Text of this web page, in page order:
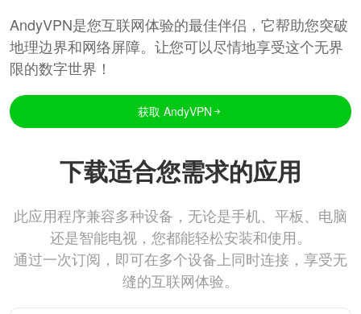
AndyVPN是您互联网体验的最佳伴侣，它帮助您突破
地理边界和网络屏障。让您可以尽情地享受这个无界
限的数字世界！
获取 AndyVPN
下载适合您需求的应用
此应用程序兼容多种设备，无论是手机、平板、电脑
还是智能电视，您都能轻松安装和使用。
通过一次订阅，即可在多个设备上同时连接，享受无
缝的互联网体验。